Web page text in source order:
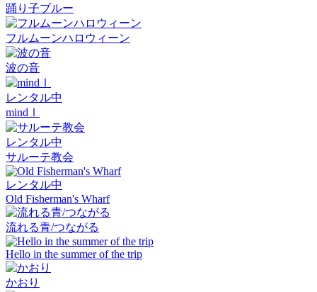
踊り子ブルー
フルムーンハロウィーン
波の音
レンタル中
mindⅠ
レンタル中
サルーテ教会
レンタル中
Old Fisherman's Wharf
流れる青/つながる
Hello in the summer of the trip
かおり